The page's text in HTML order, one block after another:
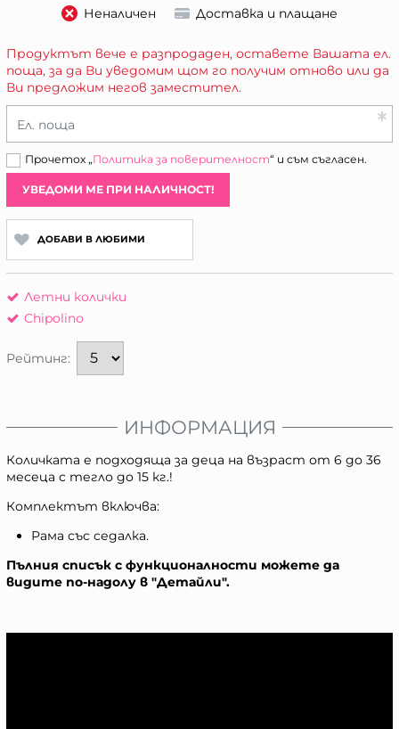
Неналичен Доставка и плащане
Продуктът вече е разпродаден, оставете Вашата ел.
поща, за да Ви уведомим щом го получим отново или да
Ви предложим негов заместител.
Ел. поща
Прочетох „Политика за поверителност“ и съм съгласен.
УВЕДОМИ МЕ ПРИ НАЛИЧНОСТ!
ДОБАВИ В ЛЮБИМИ
Летни колички
Chipolino
Рейтинг:
ИНФОРМАЦИЯ
Количката е подходяща за деца на възраст от 6 до 36
месеца с тегло до 15 кг.!
Комплектът включва:
Рама със седалка.
Пълния списък с функционалности можете да
видите по-надолу в "Детайли".